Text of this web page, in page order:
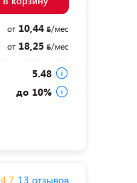
от10,44
/мес
от18,25 /мес
5.48
до 10%
4.7 13 отзывов